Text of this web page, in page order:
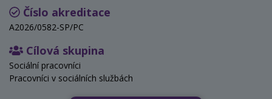
Číslo akreditace
A2026/0582-SP/PC
Cílová skupina
Sociální pracovníci
Pracovníci v sociálních službách